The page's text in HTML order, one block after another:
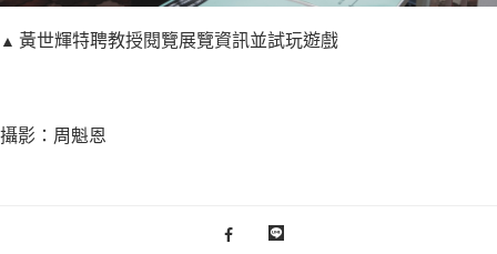
▲ 黃世輝特聘教授閱覽展覽資訊並試玩遊戲
攝影：周魁恩